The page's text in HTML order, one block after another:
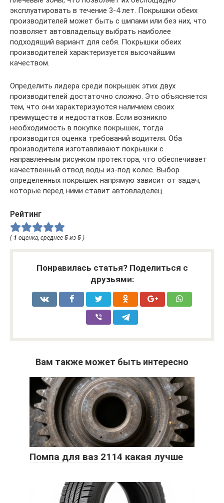
эксплуатировать в течение 3-4 лет. Покрышки обеих
производителей может быть с шипами или без них, что
позволяет автовладельцу выбрать наиболее
подходящий вариант для себя. Покрышки обеих
производителей характеризуется высочайшим
качеством.
Определить лидера среди покрышек этих двух
производителей достаточно сложно. Это объясняется
тем, что они характеризуются наличием своих
преимуществ и недостатков. Если возникло
необходимость в покупке покрышек, тогда
производится оценка требований водителя. Оба
производителя изготавливают покрышки с
направленным рисунком протектора, что обеспечивает
качественный отвод воды из-под колес. Выбор
определенных покрышек напрямую зависит от задач,
которые перед ними ставит автовладелец.
Рейтинг
( 1 оценка, среднее 5 из 5 )
Понравилась статья? Поделиться с
друзьями:
Вам также может быть интересно
Помпа для ваз 2114 какая лучше